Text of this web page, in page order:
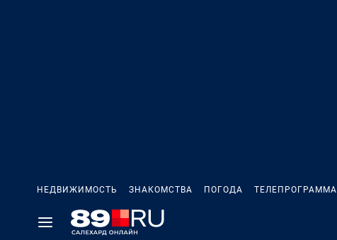
НЕДВИЖИМОСТЬ ЗНАКОМСТВА ПОГОДА ТЕЛЕПРОГРАММА